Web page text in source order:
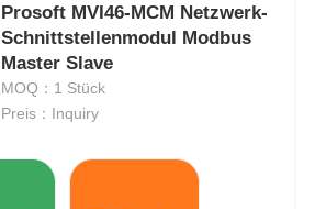
Prosoft MVI46-MCM Netzwerk-
Schnittstellenmodul Modbus
Master Slave
MOQ：1 Stück
Preis：Inquiry